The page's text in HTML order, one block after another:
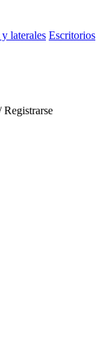
laterales Escritorios
Registrarse